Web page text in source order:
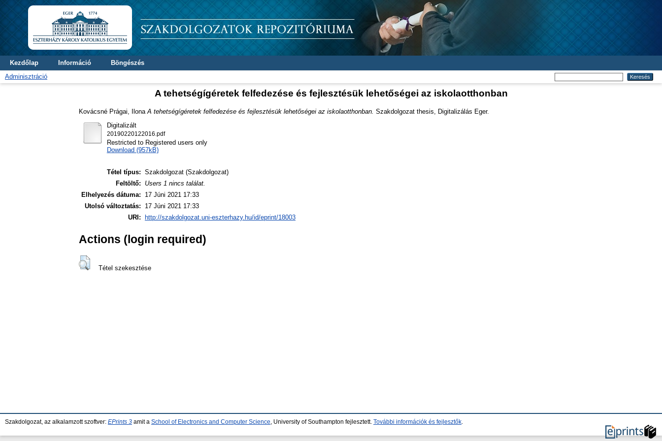
Kezdőlap Információ
Böngészés
Adminisztráció
A tehetségígéretek felfedezése és fejlesztésük lehetőségei az iskolaotthonban
Kovácsné Prágai, Ilona A tehetségígéretek felfedezése és fejlesztésük lehetőségei az iskolaotthonban. Szakdolgozat thesis, Digitalizálás Eger.
Digitalizált
20190220122016.pdf
Restricted to Registered users only
Download (957kB)
Tétel típus: Szakdolgozat (Szakdolgozat)
Feltöltő:
Users 1 nincs találat.
Elhelyezés dátuma:
17 Júni 2021 17:33
Utolsó változtatás:
17 Júni 2021 17:33
URI:
http://szakdolgozat.uni-eszterhazy.hu/id/eprint/18003
Actions (login required)
Tétel szekesztése
Szakdolgozat, az alkalamzott szoftver: EPrints 3 amit a School of Electronics and Computer Science , University of Southampton fejlesztett. További információk és fejlesztők